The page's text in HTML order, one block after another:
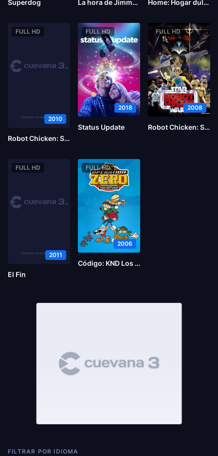
Superdog La hora de Jimmy y Timmy Home: Hogar dulce hogar
FULL HD
2010
Robot Chicken: Star Wars Episodio III
FULL HD
2018
Status Update
FULL HD
2008
Robot Chicken: Star Wars Episodio II
FULL HD
2011
El Fin
FULL HD
2006
Código: KND Los chicos del Barrio – Operación C.E.R.O.
FILTRAR POR IDIOMA